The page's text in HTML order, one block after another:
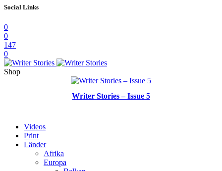
Social Links
0
0
147
0
Shop
Writer Stories – Issue 5
Videos
Print
Länder
Afrika
Europa